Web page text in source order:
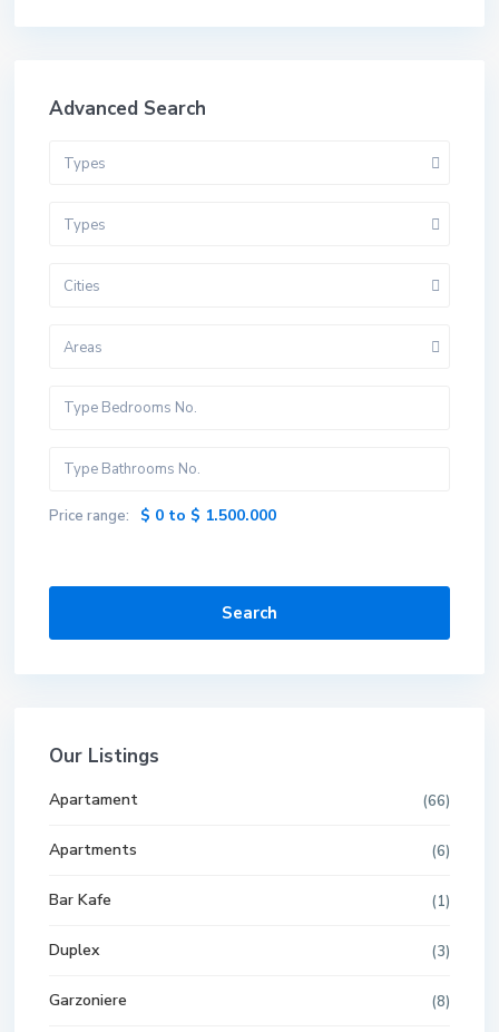
Advanced Search
Types
Types
Cities
Areas
Price range: $ 0 to $ 1.500.000
Search
Our Listings
Apartament (66)
Apartments (6)
Bar Kafe (1)
Duplex (3)
Garzoniere (8)